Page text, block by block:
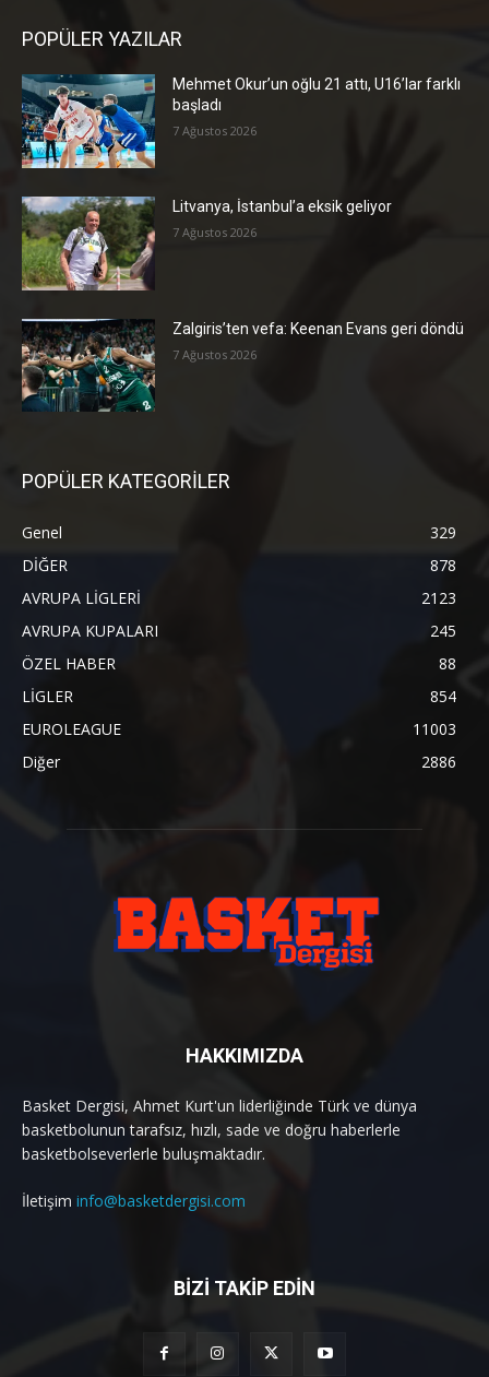
POPÜLER YAZILAR
Mehmet Okur’un oğlu 21 attı, U16’lar farklı
başladı
7 Ağustos 2026
Litvanya, İstanbul’a eksik geliyor
7 Ağustos 2026
Zalgiris’ten vefa: Keenan Evans geri döndü
7 Ağustos 2026
POPÜLER KATEGORİLER
Genel
329
DİĞER
878
AVRUPA LİGLERİ
2123
AVRUPA KUPALARI
245
ÖZEL HABER
88
LİGLER
854
EUROLEAGUE
11003
Diğer
2886
HAKKIMIZDA
Basket Dergisi, Ahmet Kurt'un liderliğinde Türk ve dünya
basketbolunun tarafsız, hızlı, sade ve doğru haberlerle
basketbolseverlerle buluşmaktadır.
İletişim info@basketdergisi.com
BİZİ TAKİP EDİN